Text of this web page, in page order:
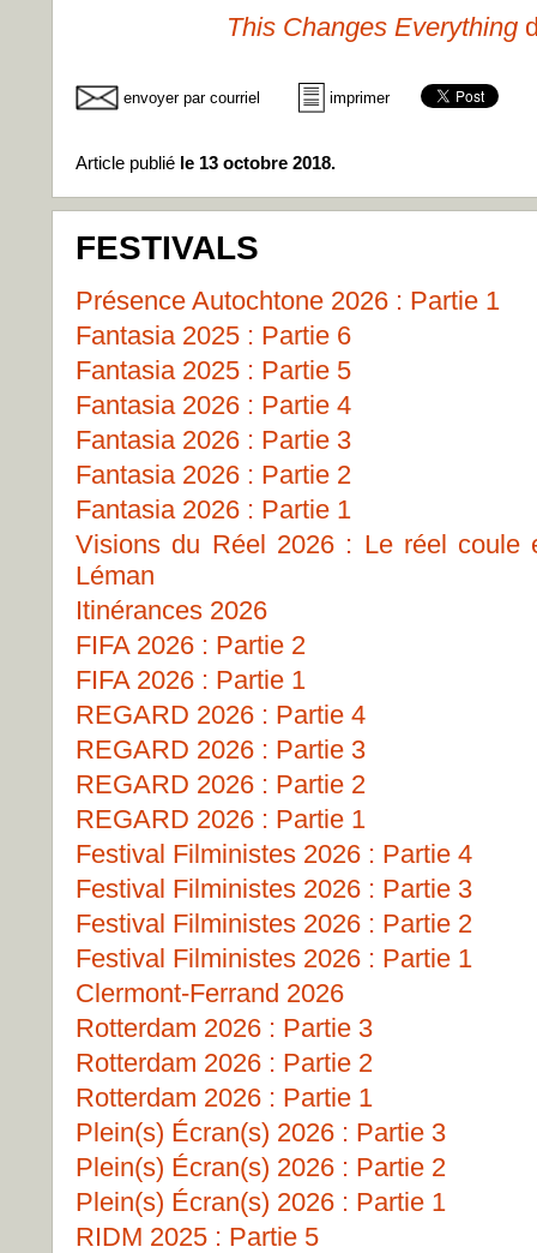
This Changes Everything
envoyer par courriel imprimer
Article publié le 13 octobre 2018.
FESTIVALS
Présence Autochtone 2026 : Partie 1
Fantasia 2025 : Partie 6
Fantasia 2025 : Partie 5
Fantasia 2026 : Partie 4
Fantasia 2026 : Partie 3
Fantasia 2026 : Partie 2
Fantasia 2026 : Partie 1
Visions du Réel 2026 : Le réel coule
Léman
Itinérances 2026
FIFA 2026 : Partie 2
FIFA 2026 : Partie 1
REGARD 2026 : Partie 4
REGARD 2026 : Partie 3
REGARD 2026 : Partie 2
REGARD 2026 : Partie 1
Festival Filministes 2026 : Partie 4
Festival Filministes 2026 : Partie 3
Festival Filministes 2026 : Partie 2
Festival Filministes 2026 : Partie 1
Clermont-Ferrand 2026
Rotterdam 2026 : Partie 3
Rotterdam 2026 : Partie 2
Rotterdam 2026 : Partie 1
Plein(s) Écran(s) 2026 : Partie 3
Plein(s) Écran(s) 2026 : Partie 2
Plein(s) Écran(s) 2026 : Partie 1
RIDM 2025 : Partie 5